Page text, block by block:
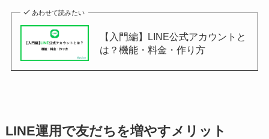
あわせて読みたい
【入門編】LINE公式アカウントと
は？機能・料金・作り方
LINE運用で友だちを増やすメリット